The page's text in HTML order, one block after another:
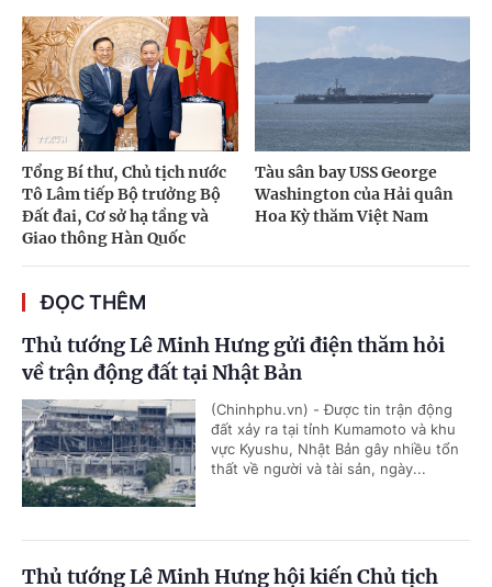
Tổng Bí thư, Chủ tịch nước
Tô Lâm tiếp Bộ trưởng Bộ
Đất đai, Cơ sở hạ tầng và
Giao thông Hàn Quốc
Tàu sân bay USS George
Washington của Hải quân
Hoa Kỳ thăm Việt Nam
ĐỌC THÊM
Thủ tướng Lê Minh Hưng gửi điện thăm hỏi
về trận động đất tại Nhật Bản
(Chinhphu.vn) - Được tin trận động
đất xảy ra tại tỉnh Kumamoto và khu
vực Kyushu, Nhật Bản gây nhiều tổn
thất về người và tài sản, ngày...
Thủ tướng Lê Minh Hưng hội kiến Chủ tịch